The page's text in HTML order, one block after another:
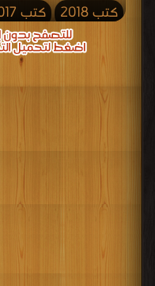
كتب 2018
كتب 2017
كتب 2013
كتب 2009
كتب 2006
كتب 2005
كتب 1990
كتب 1989